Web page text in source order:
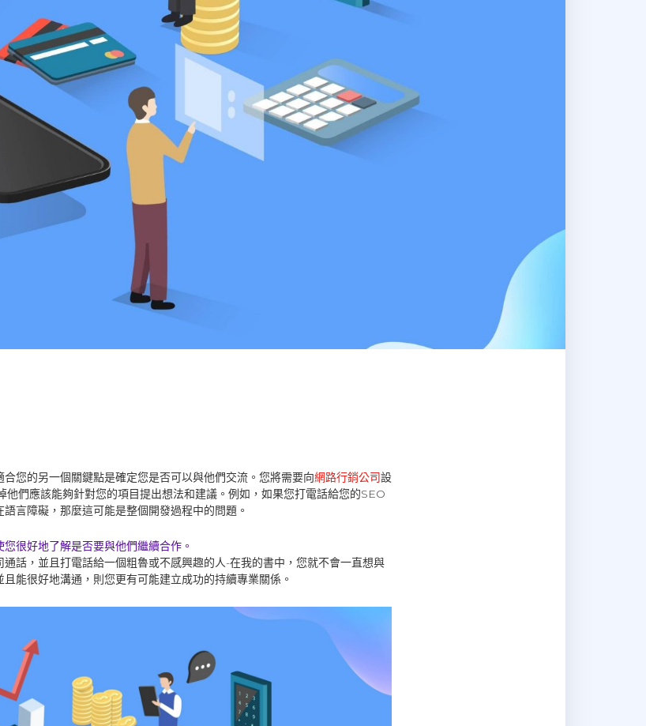
您的另一個關鍵點是確定您是否可以與他們交流。您將需要向網路行銷公司設
他們應該能夠針對您的項目提出想法和建議。例如，如果您打電話給您的SEO
言障礙，那麼這可能是整個開發過程中的問題。
很好地了解是否要與他們繼續合作。
話，並且打電話給一個粗魯或不感興趣的人-在我的書中，您就不會一直想與
能很好地溝通，則您更有可能建立成功的持續專業關係。